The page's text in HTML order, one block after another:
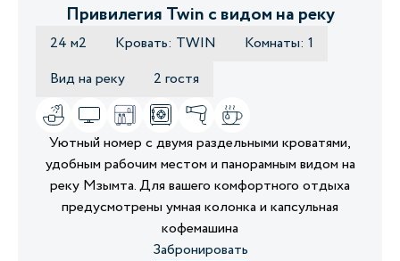
Привилегия Twin с видом на реку
24 м2 Кровать: TWIN
Комнаты: 1
Вид на реку
2 гостя
Уютный номер с двумя раздельными кроватями,
удобным рабочим местом и панорамным видом на
реку Мзымта. Для вашего комфортного отдыха
предусмотрены умная колонка и капсульная
кофемашина
Забронировать